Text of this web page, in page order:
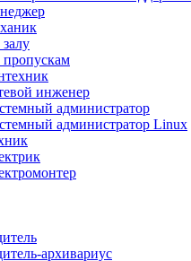
инженер
администратор
администратор Linux
архивариус